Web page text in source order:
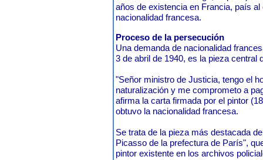
años de existencia en Francia, país
nacionalidad francesa.
Proceso de la persecución
Una demanda de nacionalidad
3 de abril de 1940, es la pieza
"Señor ministro de Justicia, tengo el
naturalización y me comprometo a
afirma la carta firmada por el pintor
obtuvo la nacionalidad francesa.
Se trata de la pieza más destacada
Picasso de la prefectura de París",
pintor existente en los archivos